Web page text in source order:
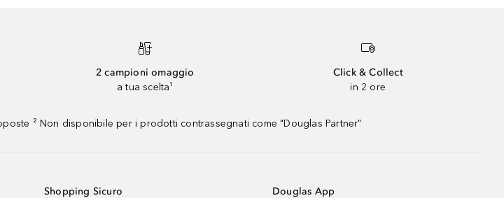
2 campioni omaggio
a tua scelta¹
Click & Collect
in 2 ore
² Non disponibile per i prodotti contrassegnati come "Douglas Partner"
Shopping Sicuro Douglas App